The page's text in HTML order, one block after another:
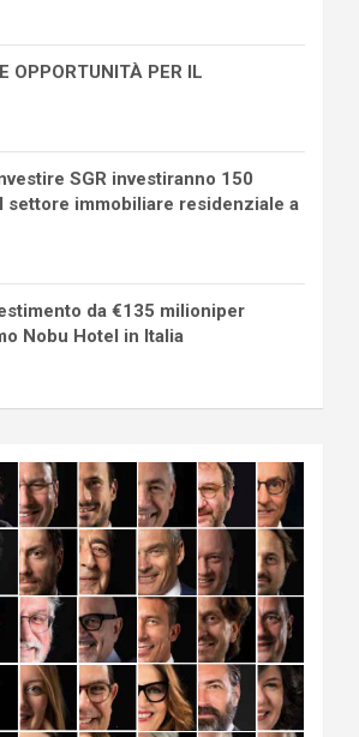
OPPORTUNITÀ PER IL
SGR investiranno 150
settore immobiliare residenziale a
da €135 milioniper
Nobu Hotel in Italia